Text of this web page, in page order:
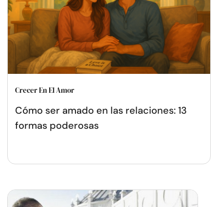
Crecer En El Amor
Cómo ser amado en las relaciones: 13
formas poderosas